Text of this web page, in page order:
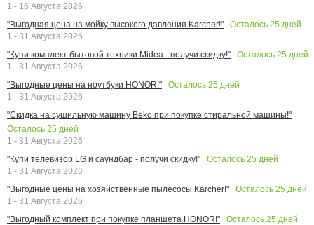
1 - 16 Августа 2026
"Выгодная цена на мойку высокого давления Karcher!"
Осталось 25 дней
1 - 31 Августа 2026
"Купи комплект бытовой техники Midea - получи скидку!"
Осталось 25 дней
1 - 31 Августа 2026
"Выгодные цены на ноутбуки HONOR!"
Осталось 25 дней
1 - 31 Августа 2026
"Скидка на сушильную машину Beko при покупке стиральной машины!"
Осталось 25 дней
1 - 31 Августа 2026
"Купи телевизор LG и саундбар - получи скидку!"
Осталось 25 дней
1 - 31 Августа 2026
"Выгодные цены на хозяйственные пылесосы Karcher!"
Осталось 25 дней
1 - 31 Августа 2026
"Выгодный комплект при покупке планшета HONOR!"
Осталось 25 дней